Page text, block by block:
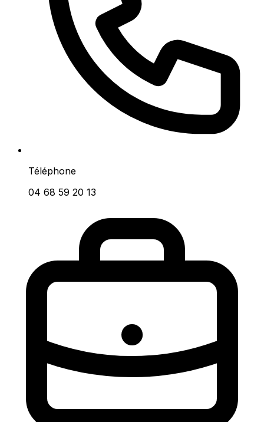
Téléphone
04 68 59 20 13